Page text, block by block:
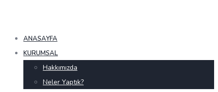
ANASAYFA
KURUMSAL
Hakkımızda
Neler Yaptık?